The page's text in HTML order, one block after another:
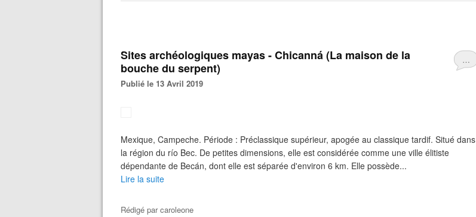
…
Sites archéologiques mayas - Chicanná (La maison de la
bouche du serpent)
Publié le 13 Avril 2019
Mexique, Campeche. Période : Préclassique supérieur, apogée au classique tardif. Situé dans
la région du río Bec. De petites dimensions, elle est considérée comme une ville élitiste
dépendante de Becán, dont elle est séparée d'environ 6 km. Elle possède...
Lire la suite
Rédigé parcaroleone